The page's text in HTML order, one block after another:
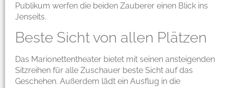
Publikum werfen die beiden Zauberer einen Blick ins
Jenseits.
Beste Sicht von allen Plätzen
Das Marionettentheater bietet mit seinen ansteigenden
Sitzreihen für alle Zuschauer beste Sicht auf das
Geschehen. Außerdem lädt ein Ausflug in die